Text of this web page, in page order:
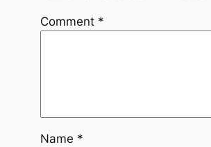
Comment *
Name *